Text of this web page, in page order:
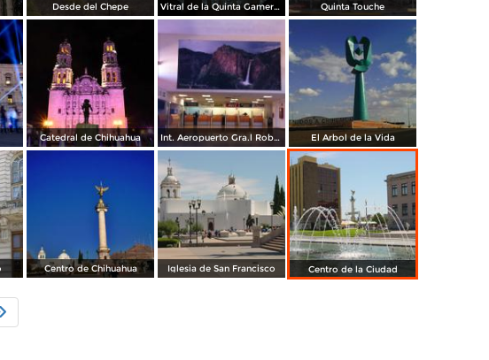
Desde del Chepe Vitral de la Quinta Gameros / 2011 Quinta Touche
Catedral de Chihuahua Int. Aeropuerto Gra.l Roberto Fierro V. El Arbol de la Vida
Centro de Chihuahua Iglesia de San Francisco Centro de la Ciudad